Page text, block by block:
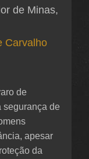
de Minas,
Carvalho
de
segurança de
apesar
da